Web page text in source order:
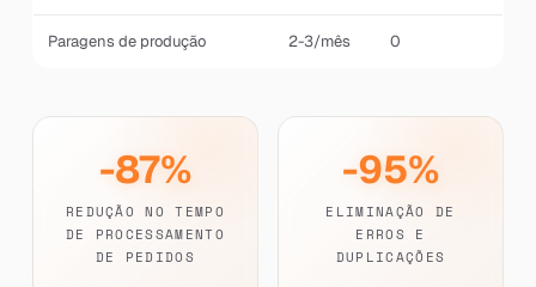
Paragens de produção 2-3/mês 0
-87%
REDUÇÃO NO TEMPO
DE PROCESSAMENTO
DE PEDIDOS
-95%
ELIMINAÇÃO DE
ERROS E
DUPLICAÇÕES